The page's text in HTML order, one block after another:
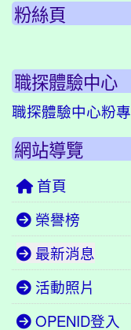
粉絲頁
職探體驗中心
職探體驗中心粉專
網站導覽
首頁
榮譽榜
最新消息
活動照片
OPENID登入